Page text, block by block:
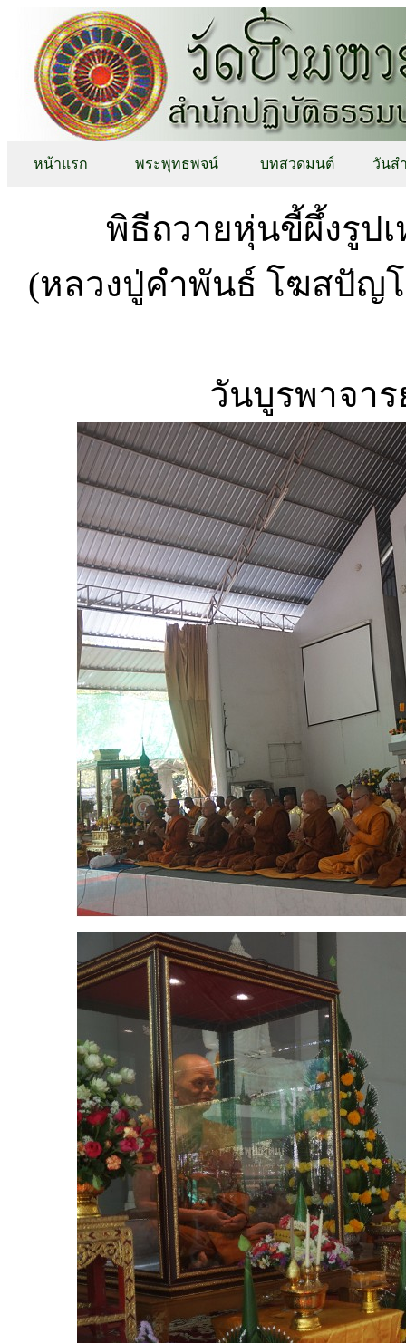
หน้าแรก พระพุทธพจน์ บทสวดมนต์ วันส
พิธีถวายหุ่นขี้ผึ้งรูป
(หลวงปู่คำพันธ์ โฆสปัญ
วันบูรพาจาร